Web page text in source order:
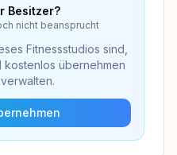
Besitzer?
nicht beansprucht
Fitnessstudios sind,
übernehmen